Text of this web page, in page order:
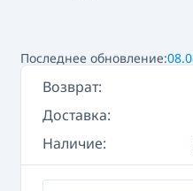
Последнее обновление:
Возврат:
Доставка:
Наличие: